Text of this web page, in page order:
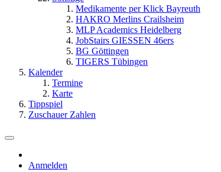
Medikamente per Klick Bayreuth
HAKRO Merlins Crailsheim
MLP Academics Heidelberg
JobStairs GIESSEN 46ers
BG Göttingen
TIGERS Tübingen
Kalender
Termine
Karte
Tippspiel
Zuschauer Zahlen
Anmelden